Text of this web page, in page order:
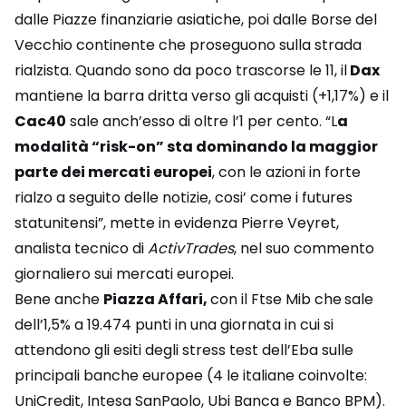
dalle Piazze finanziarie asiatiche, poi dalle Borse del
Vecchio continente che proseguono sulla strada
rialzista. Quando sono da poco trascorse le 11, ilDax
mantiene la barra dritta verso gli acquisti (+1,17%) e il
Cac40 sale anch’esso di oltre l’1 per cento. “La
modalità “risk-on” sta dominando la maggior
parte dei mercati europei, con le azioni in forte
rialzo a seguito delle notizie, cosi’ come i futures
statunitensi”, mette in evidenza Pierre Veyret,
analista tecnico diActivTrades, nel suo commento
giornaliero sui mercati europei.
Bene anche Piazza Affari,con il Ftse Mib chesale
dell’1,5% a 19.474 punti in una giornata in cui si
attendono gli esiti degli stress test dell’Eba sulle
principali banche europee (4 le italiane coinvolte:
UniCredit, Intesa SanPaolo, Ubi Banca e Banco BPM).